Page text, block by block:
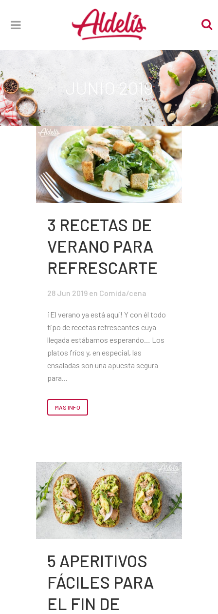
JUNIO 2019
3 RECETAS DE
VERANO PARA
REFRESCARTE
28 Jun 2019 en Comida/cena
¡El verano ya está aquí! Y con él todo
tipo de recetas refrescantes cuya
llegada estábamos esperando… Los
platos fríos y, en especial, las
ensaladas son una apuesta segura
para...
MÁS INFO
5 APERITIVOS
FÁCILES PARA
EL FIN DE